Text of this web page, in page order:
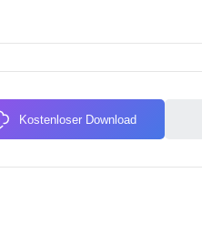
Kostenloser Download